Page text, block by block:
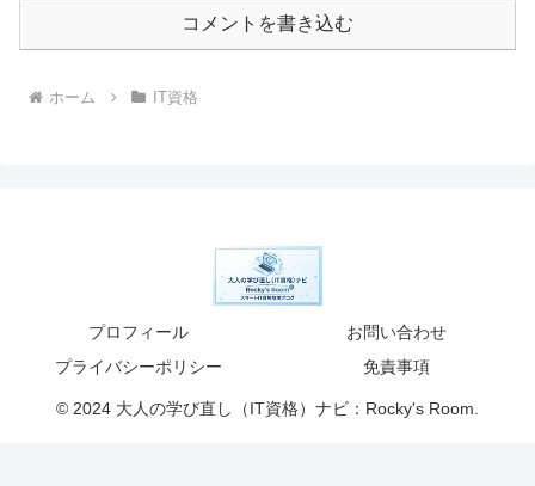
コメントを書き込む
ホーム IT資格
プロフィール
お問い合わせ
プライバシーポリシー
免責事項
© 2024 大人の学び直し（IT資格）ナビ：Rocky's Room.